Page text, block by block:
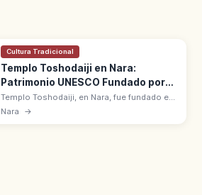
Cultura Tradicional
Templo Toshodaiji en Nara:
Patrimonio UNESCO Fundado por
Ganjin
Templo Toshodaiji, en Nara, fue fundado en
759 por el monje chino Ganjin Wajo. Templo
Nara →